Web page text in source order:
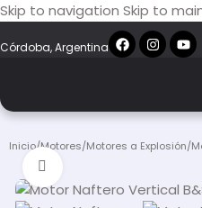
Skip to navigation Skip to
Córdoba, Argentina
Inicio/Motores/Motores a Explosión/